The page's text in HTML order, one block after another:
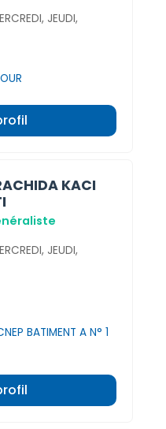
JEUDI,
KACI
JEUDI,
BATIMENT A N° 1